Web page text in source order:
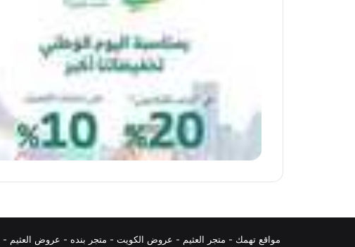
مواقع تهمك - متجر العثيم - عروض الكويت - متجر بنده - عروض العثيم -